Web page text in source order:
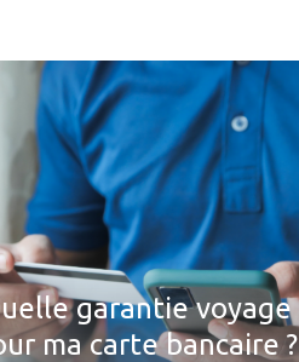
garantie voyage
ma carte bancaire ?